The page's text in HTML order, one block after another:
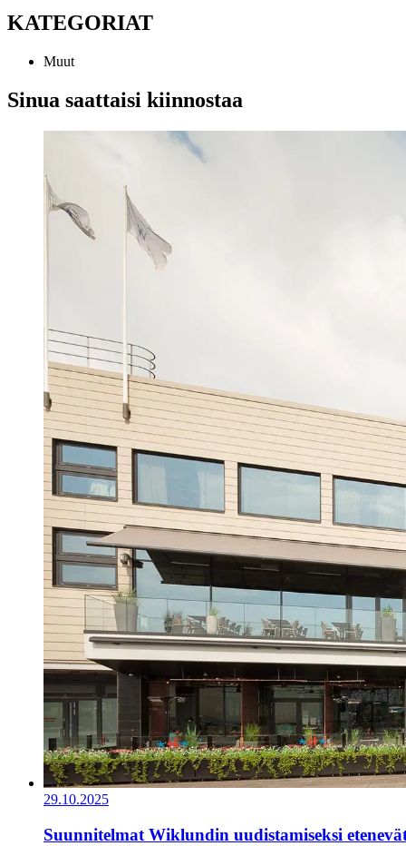
KATEGORIAT
Muut
Sinua saattaisi kiinnostaa
29.10.2025
Suunnitelmat Wiklundin uudistamiseksi